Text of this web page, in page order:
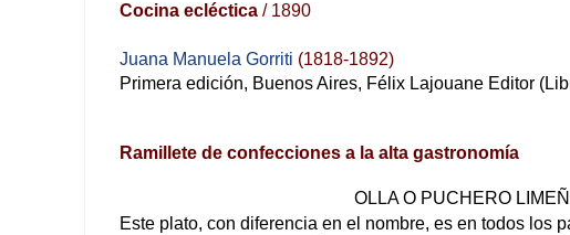
Cocina ecléctica / 1890
Juana Manuela Gorriti (1818-1892)
Primera edición, Buenos Aires, Félix Lajouane Editor
Ramillete de confecciones a la alta gastronomía
OLLA O PUCHERO
Este plato, con diferencia en el nombre, es en todos los